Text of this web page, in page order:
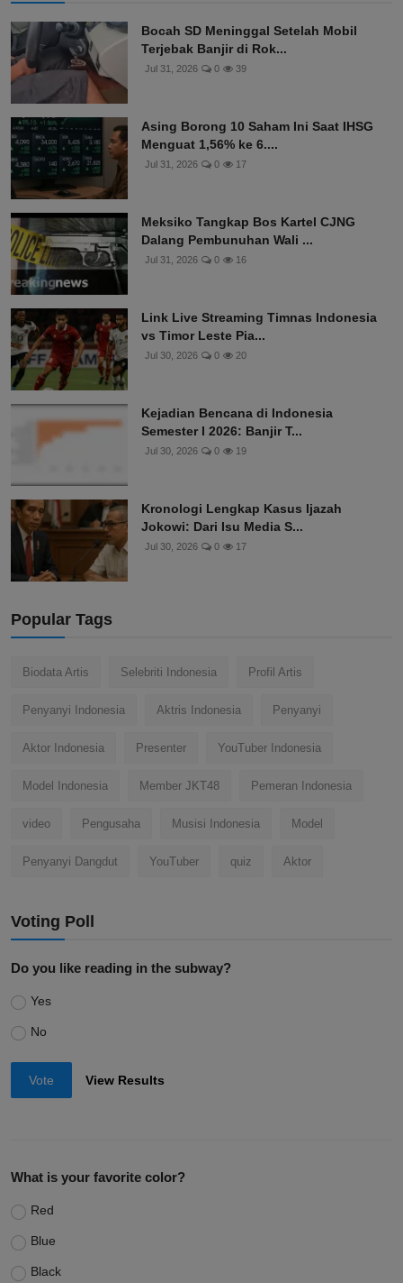
Bocah SD Meninggal Setelah Mobil
Terjebak Banjir di Rok...
Jul 31, 2026 0 39
Asing Borong 10 Saham Ini Saat IHSG
Menguat 1,56% ke 6....
Jul 31, 2026 0 17
Meksiko Tangkap Bos Kartel CJNG
Dalang Pembunuhan Wali ...
Jul 31, 2026 0 16
Link Live Streaming Timnas Indonesia
vs Timor Leste Pia...
Jul 30, 2026 0 20
Kejadian Bencana di Indonesia
Semester I 2026: Banjir T...
Jul 30, 2026 0 19
Kronologi Lengkap Kasus Ijazah
Jokowi: Dari Isu Media S...
Jul 30, 2026 0 17
Popular Tags
Biodata Artis Selebriti Indonesia Profil Artis
Penyanyi Indonesia Aktris Indonesia Penyanyi
Aktor Indonesia Presenter YouTuber Indonesia
Model Indonesia Member JKT48 Pemeran Indonesia
video Pengusaha Musisi Indonesia Model
Penyanyi Dangdut YouTuber quiz Aktor
Voting Poll
Do you like reading in the subway?
Yes
No
Vote View Results
What is your favorite color?
Red
Blue
Black